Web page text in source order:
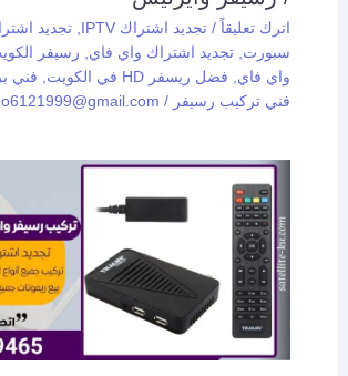
اترك تعليقاً / تجديد اشتراك IPTV
تجديد
سبورت تجديد اشتراك واي فاي رسيفر
واي فاي
فضل ريسفر HD في الكويت فني
فني تركيب رسيفر / By